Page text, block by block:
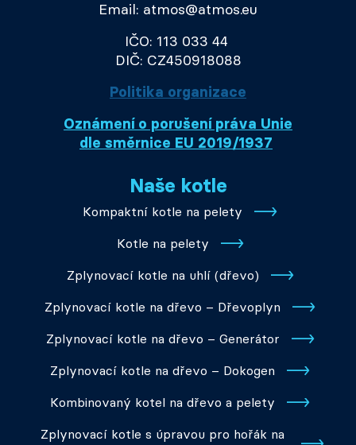
Email: atmos@atmos.eu
IČO: 113 033 44
DIČ: CZ450918088
Politika organizace
Oznámení o porušení práva Unie
dle směrnice EU 2019/1937
Naše kotle
Kompaktní kotle na pelety
Kotle na pelety
Zplynovací kotle na uhlí (dřevo)
Zplynovací kotle na dřevo – Dřevoplyn
Zplynovací kotle na dřevo – Generátor
Zplynovací kotle na dřevo – Dokogen
Kombinovaný kotel na dřevo a pelety
Zplynovací kotle s úpravou pro hořák na